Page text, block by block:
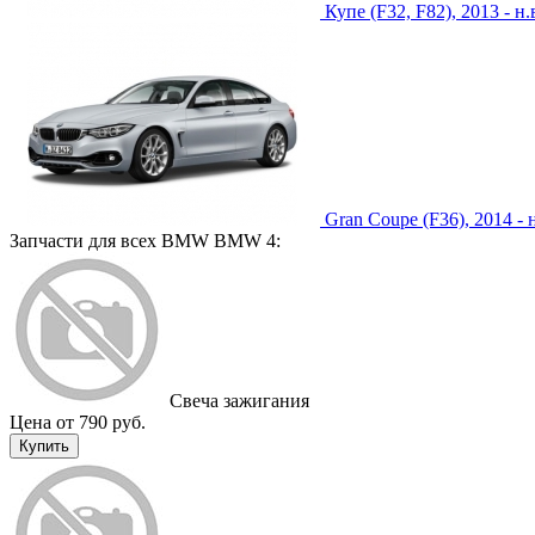
Купе (F32, F82), 2013 -
Gran Coupe (F36), 2014 -
Запчасти для всех BMW BMW 4:
Свеча зажигания
Цена от 790 руб.
Купить